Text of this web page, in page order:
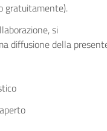
gratuitamente).
si
diffusione della